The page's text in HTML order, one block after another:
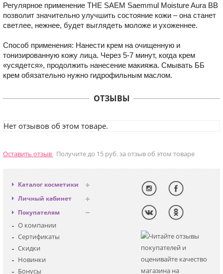
Регулярное применение THE SAEM Saemmul Moisture Aura BB
позволит значительно улучшить состояние кожи – она станет
светлее, нежнее, будет выглядеть моложе и ухоженнее.
Способ применения: Нанести крем на очищенную и
тонизированную кожу лица. Через 5-7 минут, когда крем
«усядется», продолжить нанесение макияжа. Смывать ББ
крем обязательно нужно гидрофильным маслом.
ОТЗЫВЫ
Нет отзывов об этом товаре.
Оставить отзыв Получите до 15 руб. за отзыв об этом товаре
Каталог косметики
Антивозрастная
Декоративная
Для глаз
Для тела
Личный кабинет
Вход
Регистрация
Покупателям
О компании
Сертификаты
Скидки
Новинки
Бонусы